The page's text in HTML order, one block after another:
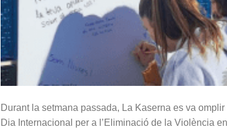
Durant la setmana passada, La Kaserna es va
Dia Internacional per a l’Eliminació de la Violència